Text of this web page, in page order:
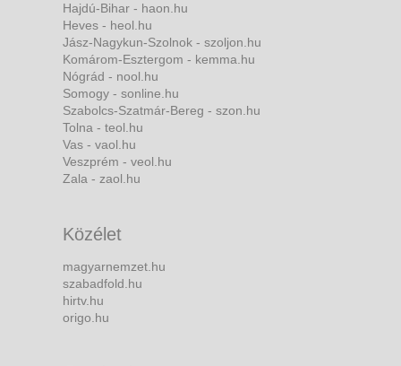
Hajdú-Bihar - haon.hu
Heves - heol.hu
Jász-Nagykun-Szolnok - szoljon.hu
Komárom-Esztergom - kemma.hu
Nógrád - nool.hu
Somogy - sonline.hu
Szabolcs-Szatmár-Bereg - szon.hu
Tolna - teol.hu
Vas - vaol.hu
Veszprém - veol.hu
Zala - zaol.hu
Közélet
magyarnemzet.hu
szabadfold.hu
hirtv.hu
origo.hu